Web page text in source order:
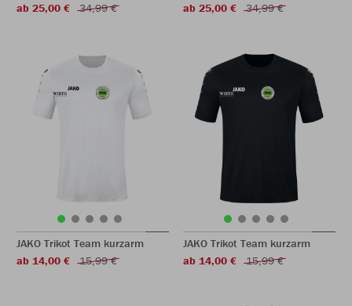
ab 25,00 €
34,99 €
ab 25,00 €
34,99 €
JAKO Trikot Team kurzarm
ab 14,00 €
15,99 €
JAKO Trikot Team kurzarm
ab 14,00 €
15,99 €